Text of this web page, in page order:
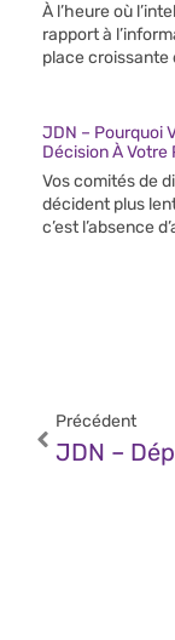
À l’heure où
rapport à
place croissante
JDN – Pourquoi
Décision À Votre
Vos comités de
décident plus
c’est l’absence
Précédent